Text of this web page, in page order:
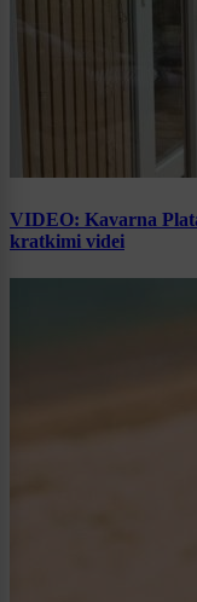
VIDEO: Kavarna
kratkimi videi